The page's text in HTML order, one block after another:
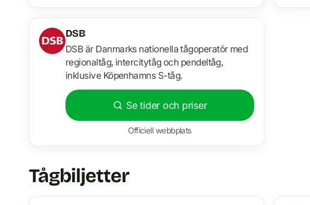
DSB
DSB är Danmarks nationella tågoperatör med
regionaltåg, intercitytåg och pendeltåg,
inklusive Köpenhamns S-tåg.
Se tider och priser
Officiell webbplats
Tågbiljetter